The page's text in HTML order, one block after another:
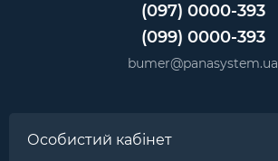
(097) 0000-393
(099) 0000-393
bumer@panasystem.ua
Особистий кабінет